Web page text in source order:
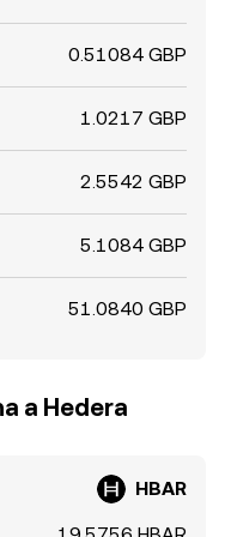
0.51084 GBP
1.0217 GBP
2.5542 GBP
5.1084 GBP
51.0840 GBP
a Hedera
HBAR